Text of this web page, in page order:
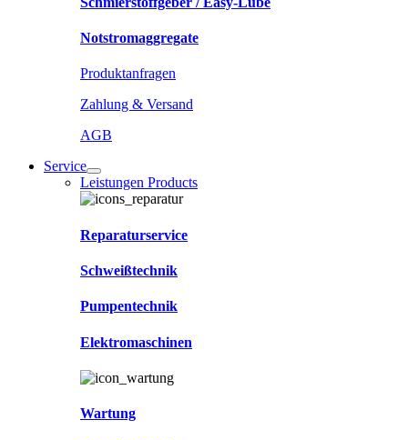
Notstromaggregate
Produktanfragen
Zahlung & Versand
AGB
Service
Leistungen Products
Reparaturservice
Schweißtechnik
Pumpentechnik
Elektromaschinen
Wartung